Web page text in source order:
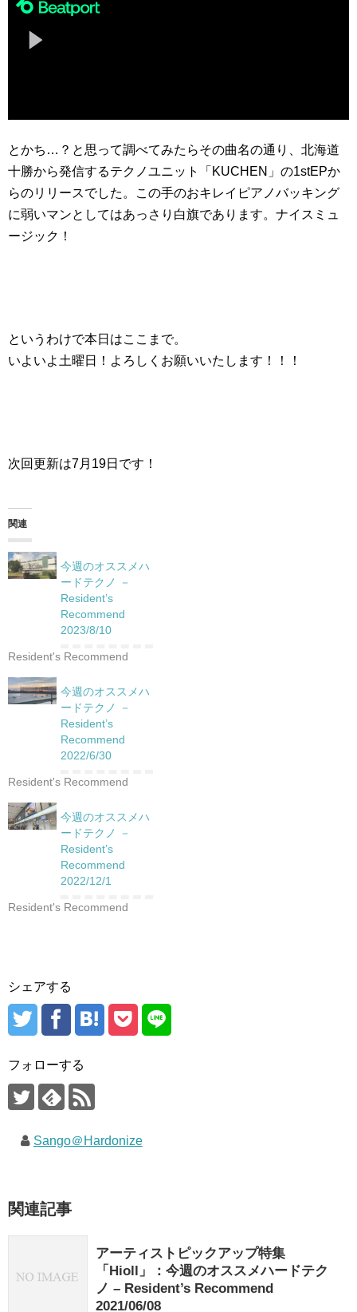
とかち…？と思って調べてみたらその曲名の通り、北海道
十勝から発信するテクノユニット「KUCHEN」の1stEPか
らのリリースでした。この手のおキレイピアノバッキング
に弱いマンとしてはあっさり白旗であります。ナイスミュ
ージック！
というわけで本日はここまで。
いよいよ土曜日！よろしくお願いいたします！！！
次回更新は7月19日です！
関連
今週のオススメハ
ードテクノ －
Resident’s
Recommend
2023/8/10
Resident's Recommend
今週のオススメハ
ードテクノ －
Resident’s
Recommend
2022/6/30
Resident's Recommend
今週のオススメハ
ードテクノ －
Resident’s
Recommend
2022/12/1
Resident's Recommend
シェアする
フォローする
Sango＠Hardonize
関連記事
アーティストピックアップ特集
「Hioll」：今週のオススメハードテク
ノ – Resident’s Recommend
2021/06/08